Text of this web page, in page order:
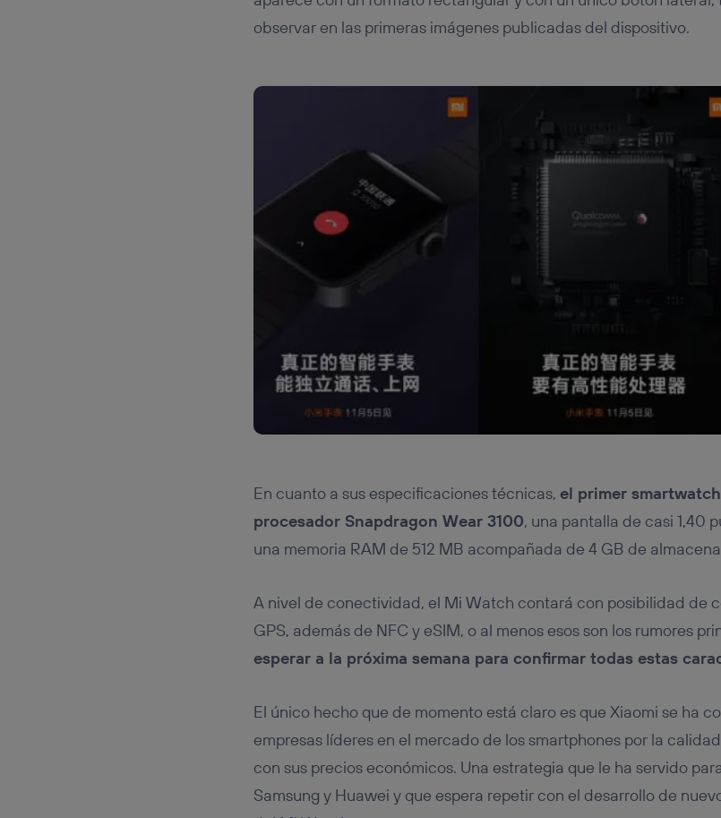
observar en las primeras imágenes publicadas del dispositivo.
En cuanto a sus especificaciones técnicas, el primer
procesador Snapdragon Wear 3100, una pantalla de casi 1,40
una memoria RAM de 512 MB acompañada de 4 GB de
A nivel de conectividad, el Mi Watch contará con posibilidad de
GPS, además de NFC y eSIM, o al menos esos son los rumores
esperar a la próxima semana para confirmar todas estas
El único hecho que de momento está claro es que Xiaomi se ha
empresas líderes en el mercado de los smartphones por la
con sus precios económicos. Una estrategia que le ha servido
Samsung y Huawei y que espera repetir con el desarrollo de